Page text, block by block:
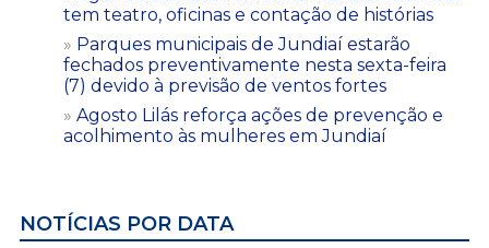
tem teatro, oficinas e contação de histórias
Parques municipais de Jundiaí estarão
fechados preventivamente nesta sexta-feira
(7) devido à previsão de ventos fortes
Agosto Lilás reforça ações de prevenção e
acolhimento às mulheres em Jundiaí
NOTÍCIAS POR DATA